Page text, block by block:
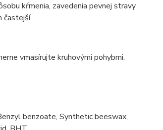
kŕmenia, zavedenia pevnej stravy
častejší.
vmasírujte kruhovými pohybmi.
benzoate, Synthetic beeswax,